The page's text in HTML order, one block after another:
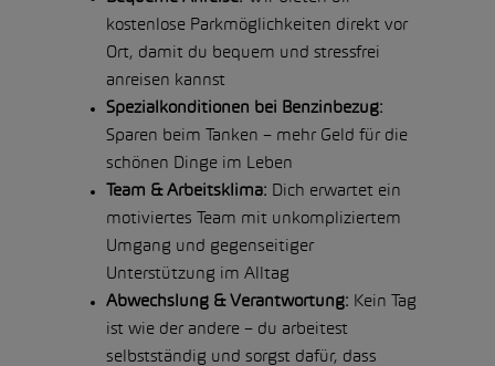
kostenlose Parkmöglichkeiten direkt vor
Ort, damit du bequem und stressfrei
anreisen kannst
Spezialkonditionen bei Benzinbezug:
Sparen beim Tanken – mehr Geld für die
schönen Dinge im Leben
Team & Arbeitsklima: Dich erwartet ein
motiviertes Team mit unkompliziertem
Umgang und gegenseitiger
Unterstützung im Alltag
Abwechslung & Verantwortung: Kein Tag
ist wie der andere – du arbeitest
selbstständig und sorgst dafür, dass